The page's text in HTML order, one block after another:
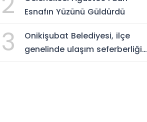
Esnafın Yüzünü Güldürdü
3
Onikişubat Belediyesi, ilçe
genelinde ulaşım seferberliğini